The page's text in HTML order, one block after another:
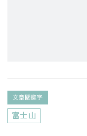
文章關鍵字
富士山